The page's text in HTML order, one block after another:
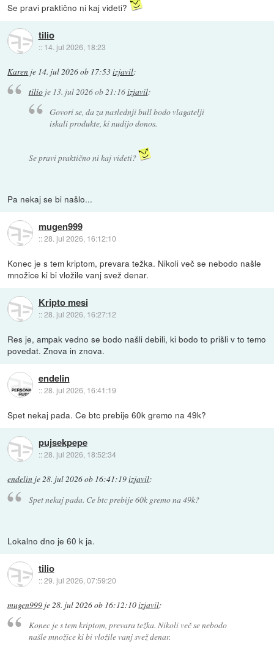
Se pravi praktično ni kaj videti?
tilio
:: 14. jul 2026, 18:23
Karen je 14. jul 2026 ob 17:53izjavil:
tilioje 13. jul 2026 ob 21:16izjavil:
Govori se, da za naslednji bull bodo vlagatelji
iskali produkte, ki nudijo donos.
Se pravi praktično ni kaj videti?
Pa nekaj se bi našlo...
mugen999
::28. jul 2026, 16:12:10
Konec je s tem kriptom, prevara težka. Nikoli več se nebodo našle
množice ki bi vložile vanj svež denar.
Kripto mesi
::28. jul 2026, 16:27:12
Res je, ampak vedno se bodo našli debili, ki bodo to prišli v to temo
povedat. Znova in znova.
endelin
::28. jul 2026, 16:41:19
Spet nekaj pada. Ce btc prebije 60k gremo na 49k?
pujsekpepe
::28. jul 2026, 18:52:34
endelin je28. jul 2026 ob 16:41:19izjavil:
Spet nekaj pada. Ce btc prebije 60k gremo na 49k?
Lokalno dno je 60 k ja.
tilio
::29. jul 2026, 07:59:20
mugen999 je 28. jul 2026 ob 16:12:10izjavil:
Konec je s tem kriptom, prevara težka. Nikoli več se nebodo
našle množice ki bi vložile vanj svež denar.